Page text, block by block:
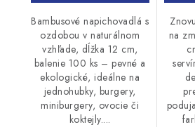
Bambusové napichovadlá s
ozdobou v naturálnom
vzhľade, dĺžka 12 cm,
balenie 100 ks – pevné a
ekologické, ideálne na
jednohubky, burgery,
miniburgery, ovocie či
koktejly....
na